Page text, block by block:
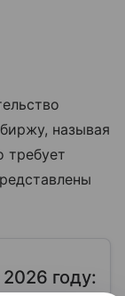
называя
требует
году: